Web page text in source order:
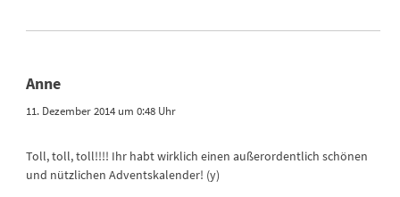
Anne
11. Dezember 2014 um 0:48 Uhr
Toll, toll, toll!!!! Ihr habt wirklich einen außerordentlich schönen
und nützlichen Adventskalender! (y)